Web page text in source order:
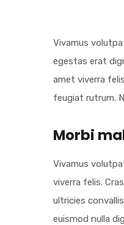
Vivamus
egestas erat
amet viverra
feugiat rutrum.
Morbi
Vivamus
viverra felis.
ultricies
euismod nulla